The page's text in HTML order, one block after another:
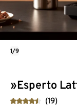
»Esperto
(19)
1/9